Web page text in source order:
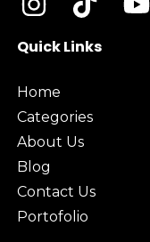
Quick Links
Home
Categories
About Us
Blog
Contact Us
Portofolio